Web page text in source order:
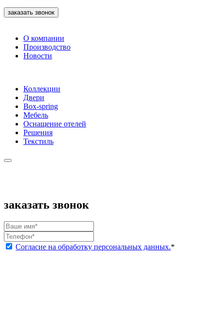
заказать звонок
О компании
Производство
Новости
Коллекции
Двери
Box-spring
Мебель
Оснащение отелей
Решения
Текстиль
заказать звонок
Согласие на обработку персональных данных.*